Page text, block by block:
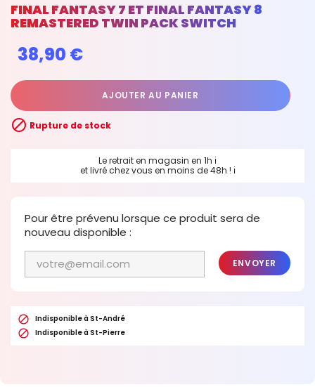
FINAL FANTASY 7 ET FINAL FANTASY 8
REMASTERED TWIN PACK SWITCH
38,90 €
AJOUTER AU PANIER
 Rupture de stock
Le retrait en magasin en 1h ℹ
et livré chez vous en moins de 48h ! ℹ
Pour être prévenu lorsque ce produit sera de
nouveau disponible :
ENVOYER
 Indisponible à St-André
 Indisponible à St-Pierre